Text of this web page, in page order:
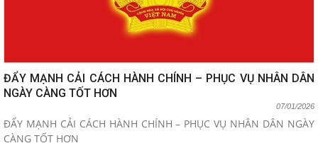
ĐẨY MẠNH CẢI CÁCH HÀNH CHÍNH – PHỤC VỤ NHÂN DÂN
NGÀY CÀNG TỐT HƠN
07/01/2026
ĐẨY MẠNH CẢI CÁCH HÀNH CHÍNH – PHỤC VỤ NHÂN DÂN NGÀY
CÀNG TỐT HƠN